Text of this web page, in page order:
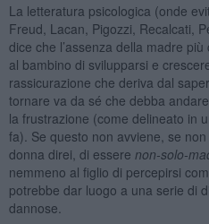
La letteratura psicologica (onde
Freud, Lacan, Pigozzi, Recalcati,
dice che l’assenza della madre
al bambino di svilupparsi e
rassicurazione che deriva dal
tornare va da sé che debba
la frustrazione (come delineato in
fa). Se questo non avviene, se
donna direi, di essere non-solo-
nemmeno al figlio di percepirsi
potrebbe dar luogo a una serie di
dannose.